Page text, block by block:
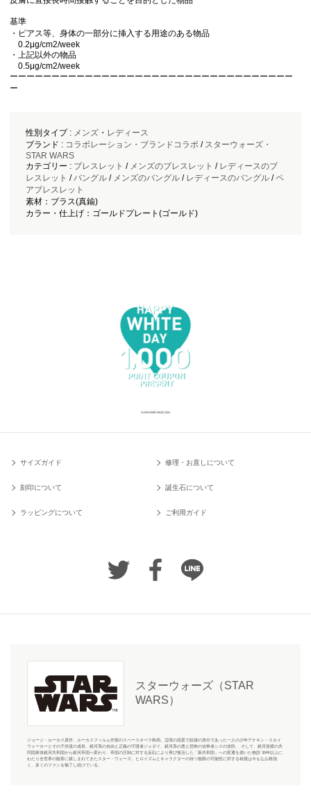
基準
・ピアス等、身体の一部分に挿入する用途のある物品
0.2μg/cm2/week
・上記以外の物品
0.5μg/cm2/week
ーーーーーーーーーーーーーーーーーーーーーーーーーーーーーーーーーー
ー
性別タイプ : メンズ・ レディース
ブランド : コラボレーション・ブランドコラボ/ スターウォーズ・
STAR WARS
カテゴリー : ブレスレット / メンズのブレスレット / レディースのブ
レスレット /バングル/ メンズのバングル/ レディースのバングル/ペ
アブレスレット
素材：ブラス(真鍮)
カラー・仕上げ：ゴールドプレート(ゴールド)
サイズガイド 修理・お直しについて
刻印について 誕生石について
ラッピングについて ご利用ガイド
スターウォーズ（STAR
WARS）
ジョージ・ルーカス原作、ルーカスフィルム作製のスペースオペラ映画。辺境の惑星で奴隷の身分であった一人の少年アナキン・スカイ
ウォーカーとその子供達の成長、銀河系の自由と正義の守護者ジェダイ、銀河系の悪と恐怖の信奉者シスの攻防、 そして、銀河規模の共
同国家体銀河共和国から銀河帝国へ変わり、帝国の圧制に対する反乱により再び復活した「新共和国」への変遷を描いた物語 35年以上に
わたり全世界の観客に親しまれてきたスター・ウォーズ。ヒロイズムとキャラクターの持つ無限の可能性に対する称賛は今もなお根強
く、多くのファンを魅了し続けている。